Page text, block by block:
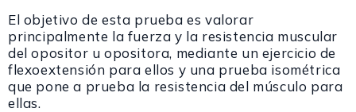
El objetivo de esta prueba es valorar
principalmente la fuerza y la resistencia muscular
del opositor u opositora, mediante un ejercicio de
flexoextensión para ellos y una prueba isométrica
que pone a prueba la resistencia del músculo para
ellas.